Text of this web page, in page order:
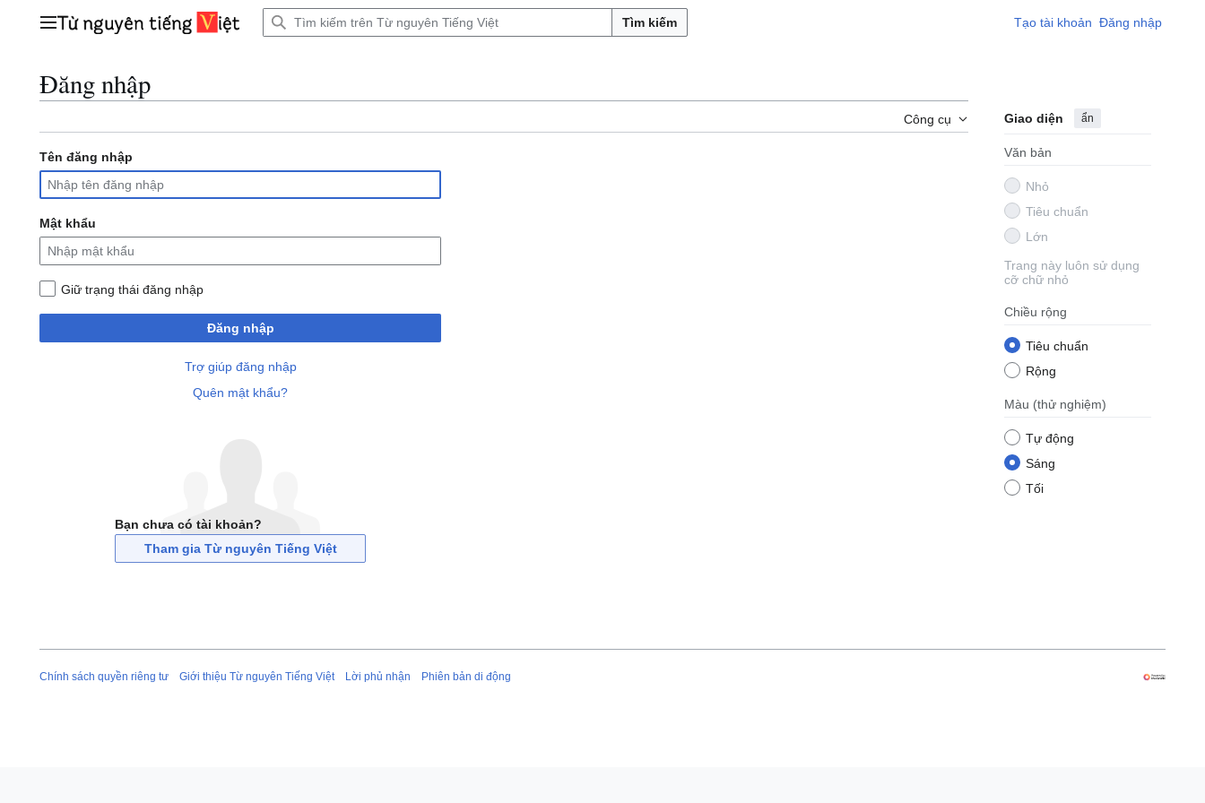
Trình đơn chính Tìm kiếm Tạo tài khoản Đăng nhập
Đăng nhập
Công cụ Giao diện ẩn
Văn bản
Nhỏ
Tiêu chuẩn
Lớn
Trang này luôn sử dụng
cỡ chữ nhỏ
Chiều rộng
Tiêu chuẩn
Rộng
Màu (thử nghiệm)
Tự động
Sáng
Tối
Tên đăng nhập
Mật khẩu
Giữ trạng thái đăng nhập
Đăng nhập
Trợ giúp đăng nhập
Quên mật khẩu?
Bạn chưa có tài khoản?
Tham gia Từ nguyên Tiếng Việt
Chính sách quyền riêng tư Giới thiệu Từ nguyên Tiếng Việt Lời phủ nhận Phiên bản di động